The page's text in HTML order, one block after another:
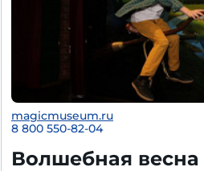
magicmuseum.ru
8 800 550-82-04
Волшебная